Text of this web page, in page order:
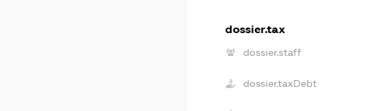
dossier.tax
dossier.staff
dossier.taxDebt